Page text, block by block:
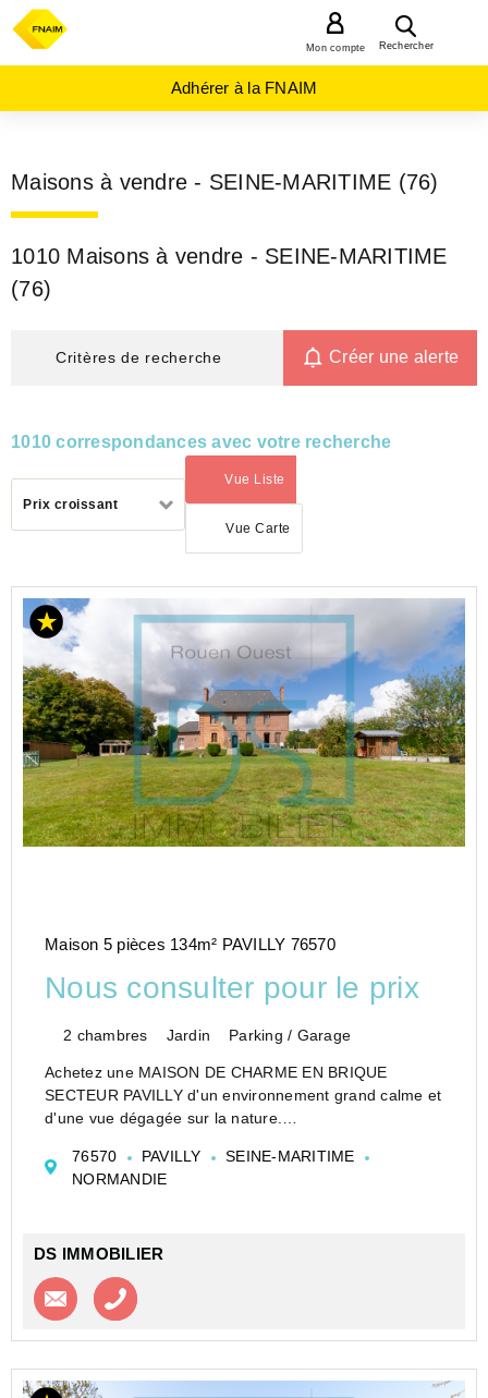
Rechercher
Mon compte
Adhérer à la FNAIM
Maisons à vendre - SEINE-MARITIME (76)
1010 Maisons à vendre - SEINE-MARITIME
(76)
Critères de recherche Créer une alerte
1010 correspondances avec votre recherche
Prix croissant
Vue Liste
(activé)
Vue Carte
ACHAT
MAISON
NORMANDIE
SEINE-
MARITIME
(76)
Maison 5 pièces 134m² PAVILLY 76570
Nous consulter pour le prix
2 chambres Jardin Parking / Garage
Achetez une MAISON DE CHARME EN BRIQUE
SECTEUR PAVILLY d'un environnement grand calme et
d'une vue dégagée sur la nature.
bel écrin de verdure dans lequel est construite une jolie
batisse en b...
76570 PAVILLY
SEINE-MARITIME
NORMANDIE
DS IMMOBILIER
Contacter l'agence